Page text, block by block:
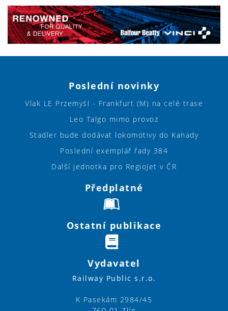
Poslední novinky
Vlak LE Przemyśl - Frankfurt (M) na celé trase
Leo Talgo mimo provoz
Stadler bude dodávat lokomotivy do Kanady
Poslední exemplář řady 384
Další jednotka pro RegioJet v ČR
Předplatné
Ostatní publikace
Vydavatel
Railway Public s.r.o.
K Pasekám 2984/45